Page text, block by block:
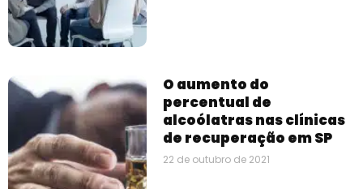
O aumento do
percentual de
alcoólatras nas clínicas
de recuperação em SP
22 de outubro de 2021